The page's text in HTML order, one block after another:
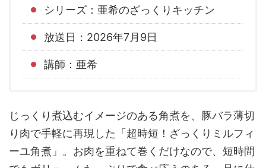
シリーズ：亜希のざっくりキッチン
放送日：2026年7月9日
講師：亜希
じっくり煮込むイメージのある角煮を、豚バラ薄切
り肉で手軽に再現した「超時短！ざっくりミルフィ
ーユ角煮」。お肉を重ねて巻くだけなので、短時間